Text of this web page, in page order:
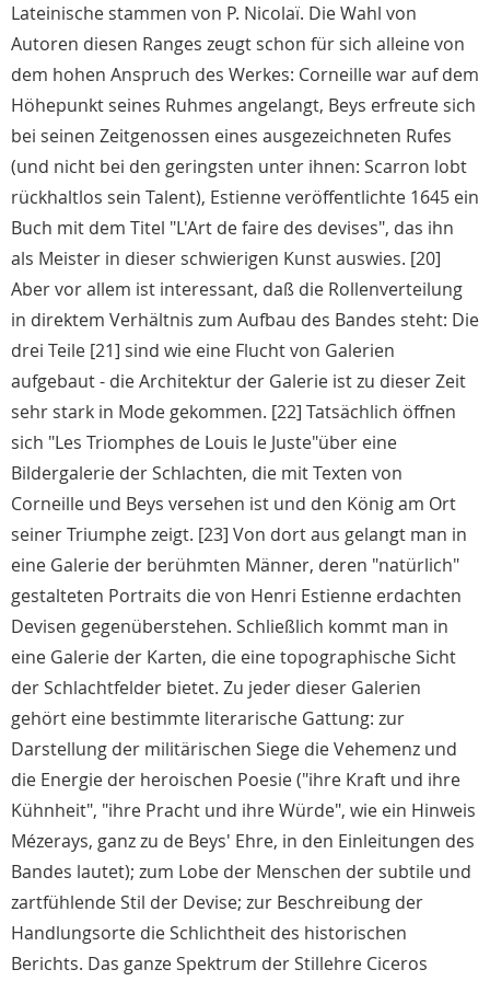
Lateinische stammen von P. Nicolaï. Die Wahl von
Autoren diesen Ranges zeugt schon für sich alleine von
dem hohen Anspruch des Werkes: Corneille war auf dem
Höhepunkt seines Ruhmes angelangt, Beys erfreute sich
bei seinen Zeitgenossen eines ausgezeichneten Rufes
(und nicht bei den geringsten unter ihnen: Scarron lobt
rückhaltlos sein Talent), Estienne veröffentlichte 1645 ein
Buch mit dem Titel "L'Art de faire des devises", das ihn
als Meister in dieser schwierigen Kunst auswies. [20]
Aber vor allem ist interessant, daß die Rollenverteilung
in direktem Verhältnis zum Aufbau des Bandes steht: Die
drei Teile [21] sind wie eine Flucht von Galerien
aufgebaut - die Architektur der Galerie ist zu dieser Zeit
sehr stark in Mode gekommen. [22] Tatsächlich öffnen
sich "Les Triomphes de Louis le Juste"über eine
Bildergalerie der Schlachten, die mit Texten von
Corneille und Beys versehen ist und den König am Ort
seiner Triumphe zeigt. [23] Von dort aus gelangt man in
eine Galerie der berühmten Männer, deren "natürlich"
gestalteten Portraits die von Henri Estienne erdachten
Devisen gegenüberstehen. Schließlich kommt man in
eine Galerie der Karten, die eine topographische Sicht
der Schlachtfelder bietet. Zu jeder dieser Galerien
gehört eine bestimmte literarische Gattung: zur
Darstellung der militärischen Siege die Vehemenz und
die Energie der heroischen Poesie ("ihre Kraft und ihre
Kühnheit", "ihre Pracht und ihre Würde", wie ein Hinweis
Mézerays, ganz zu de Beys' Ehre, in den Einleitungen des
Bandes lautet); zum Lobe der Menschen der subtile und
zartfühlende Stil der Devise; zur Beschreibung der
Handlungsorte die Schlichtheit des historischen
Berichts. Das ganze Spektrum der Stillehre Ciceros